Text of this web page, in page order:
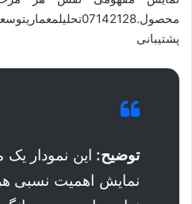
پشتیبانی
توضیح: این نمودار
نمایش اهمیت نسبی